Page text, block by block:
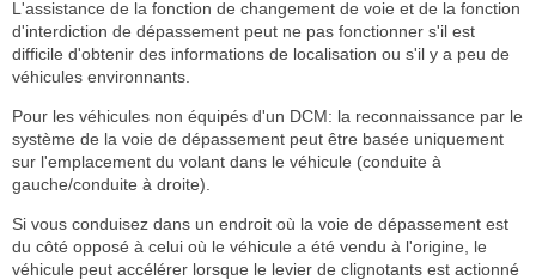
L'assistance de la fonction de changement de voie et de la fonction
d'interdiction de dépassement peut ne pas fonctionner s'il est
difficile d'obtenir des informations de localisation ou s'il y a peu de
véhicules environnants.
Pour les véhicules non équipés d'un DCM: la reconnaissance par le
système de la voie de dépassement peut être basée uniquement
sur l'emplacement du volant dans le véhicule (conduite à
gauche/conduite à droite).
Si vous conduisez dans un endroit où la voie de dépassement est
du côté opposé à celui où le véhicule a été vendu à l'origine, le
véhicule peut accélérer lorsque le levier de clignotants est actionné